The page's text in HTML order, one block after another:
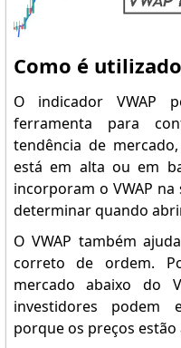
Como é
O indicador VWAP
ferramenta para
tendência de
está em alta ou em
incorporam o VWAP
determinar quando
O VWAP também
correto de ordem.
mercado abaixo do
investidores podem
porque os preços estão